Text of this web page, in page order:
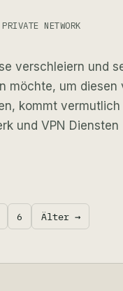
NETWORK
verschleiern und
möchte, um diesen
kommt vermutlich
und VPN
6 Älter →